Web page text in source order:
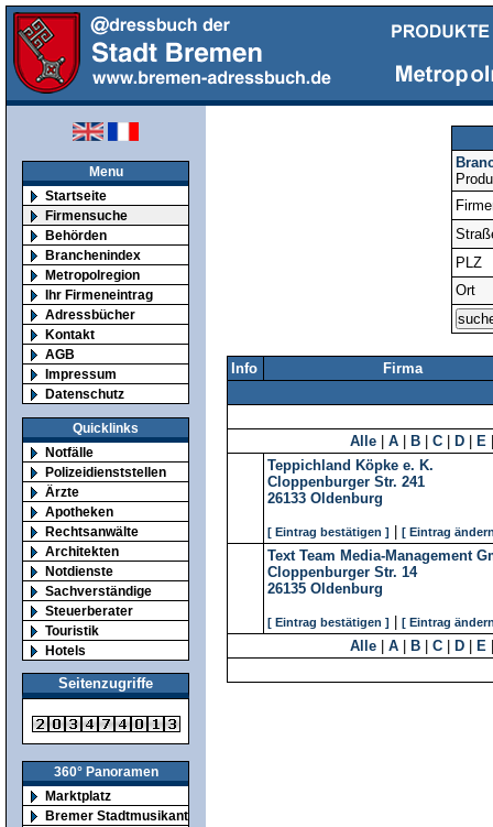
Menu
Startseite
Firmensuche
Behörden
Branchenindex
Metropolregion
Ihr Firmeneintrag
Adressbücher
Kontakt
AGB
Impressum
Datenschutz
Quicklinks
Notfälle
Polizeidienststellen
Ärzte
Apotheken
Rechtsanwälte
Architekten
Notdienste
Sachverständige
Steuerberater
Touristik
Hotels
Seitenzugriffe
360° Panoramen
Marktplatz
Bremer Stadtmusikanten
PLZ
Ort
Info Firma
Alle A B C D E
Teppichland Köpke e. K.
Cloppenburger Str. 241
26133 Oldenburg
[ Eintrag bestätigen ] [ Eintrag
Text Team Media-Management
Cloppenburger Str. 14
26135 Oldenburg
[ Eintrag bestätigen ] [ Eintrag
Alle A B C D E